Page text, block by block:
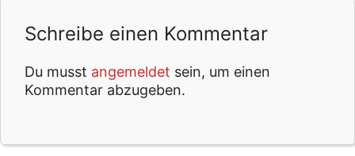
Schreibe einen Kommentar
Du musst angemeldet sein, um einen
Kommentar abzugeben.